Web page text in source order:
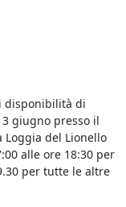
disponibilità di
giugno presso il
del Lionello
alle ore 18:30 per
per tutte le altre